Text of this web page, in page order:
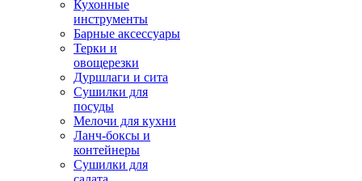
Кухонные
инструменты
Барные аксессуары
Терки и
овощерезки
Дуршлаги и сита
Сушилки для
посуды
Мелочи для кухни
Ланч-боксы и
контейнеры
Сушилки для